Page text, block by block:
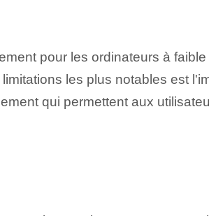
pour les ordinateurs à
les plus notables est
qui permettent aux